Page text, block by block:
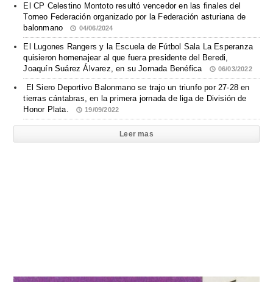
El CP Celestino Montoto resultó vencedor en las finales del
Torneo Federación organizado por la Federación asturiana de
balonmano
04/06/2024
El Lugones Rangers y la Escuela de Fútbol Sala La Esperanza
quisieron homenajear al que fuera presidente del Beredi,
Joaquín Suárez Álvarez, en su Jornada Benéfica
06/03/2022
El Siero Deportivo Balonmano se trajo un triunfo por 27-28 en
tierras cántabras, en la primera jornada de liga de División de
Honor Plata.
19/09/2022
Leer mas